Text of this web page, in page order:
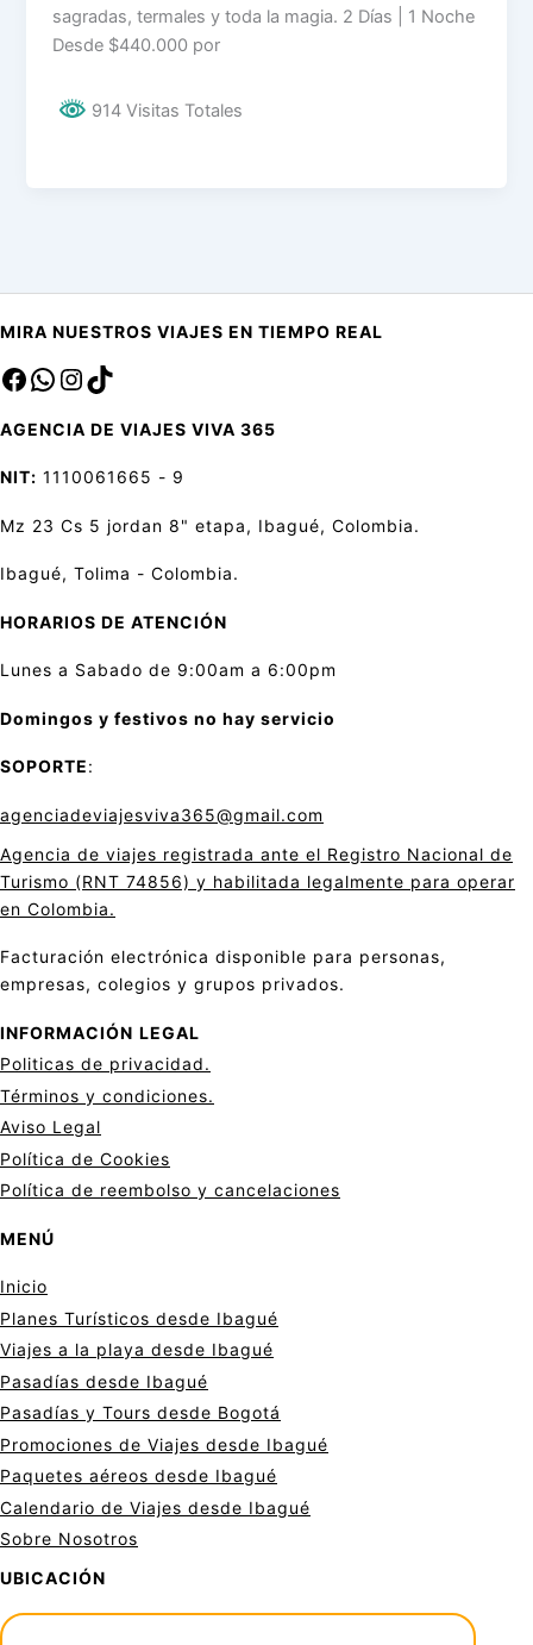
sagradas, termales y toda la magia. 2 Días | 1 Noche
Desde $440.000 por
914 Visitas Totales
MIRA NUESTROS VIAJES EN TIEMPO REAL
Facebook
saInstagram
TikTok
AGENCIA DE VIAJES VIVA 365
NIT: 1110061665 - 9
Mz 23 Cs 5 jordan 8" etapa, Ibagué, Colombia.
Ibagué, Tolima - Colombia.
HORARIOS DE ATENCIÓN
Lunes a Sabado de 9:00am a 6:00pm
Domingos y festivos no hay servicio
SOPORTE:
agenciadeviajesviva365@gmail.com
Agencia de viajes registrada ante el Registro Nacional de
Turismo (RNT 74856) y habilitada legalmente para operar
en Colombia.
Facturación electrónica disponible para personas,
empresas, colegios y grupos privados.
INFORMACIÓN LEGAL
Politicas de privacidad.
Términos y condiciones.
Aviso Legal
Política de Cookies
Política de reembolso y cancelaciones
MENÚ
Inicio
Planes Turísticos desde Ibagué
Viajes a la playa desde Ibagué
Pasadías desde Ibagué
Pasadías y Tours desde Bogotá
Promociones de Viajes desde Ibagué
Paquetes aéreos desde Ibagué
Calendario de Viajes desde Ibagué
Sobre Nosotros
UBICACIÓN